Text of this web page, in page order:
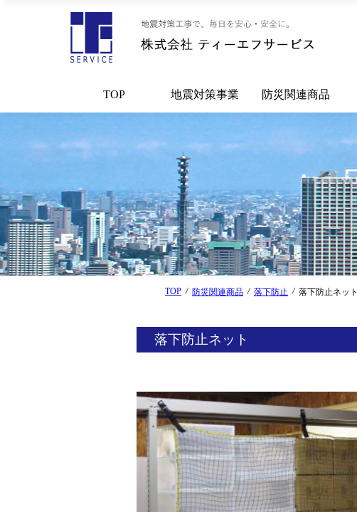
TOP 地震対策事業 防災関連商品
転倒防止
転倒 落下防止金
具
その他 防災商品
TOP / 防災関連商品 / 落下防止 / 落下防止ネット
落下防止ネット